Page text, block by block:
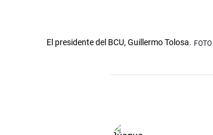
El presidente del BCU, Guillermo Tolosa. FOTO